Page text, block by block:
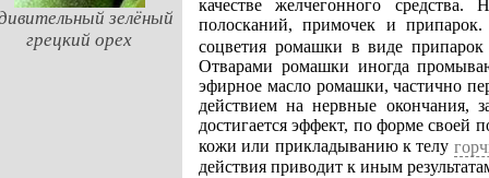
зелёный
грецкий орех
качестве желчегонного
полосканий, примочек и
соцветия ромашки в виде
Отварами ромашки иногда
эфирное масло ромашки, частично
действием на нервные окончания,
достигается эффект, по форме своей
кожи или прикладыванию к телу
действия приводит к иным